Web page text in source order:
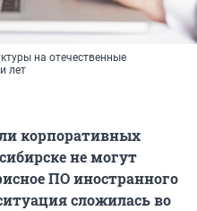
на отечественные
лет
корпоративных
не могут
ПО иностранного
сложилась во